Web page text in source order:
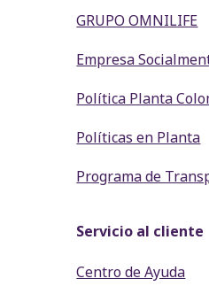
GRUPO OMNILIFE
Empresa
Política Planta
Políticas en Planta
Programa de
Servicio al cliente
Centro de Ayuda